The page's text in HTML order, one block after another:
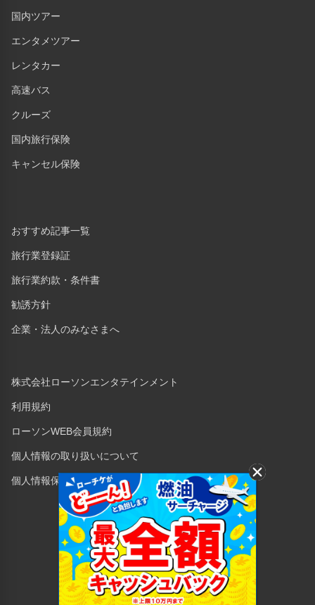
国内ツアー
エンタメツアー
レンタカー
高速バス
クルーズ
国内旅行保険
キャンセル保険
おすすめ記事一覧
旅行業登録証
旅行業約款・条件書
勧誘方針
企業・法人のみなさまへ
株式会社ローソンエンタテインメント
利用規約
ローソンWEB会員規約
個人情報の取り扱いについて
個人情報保護方針
Copyright © 1998 Lawson Entertainment, Inc.